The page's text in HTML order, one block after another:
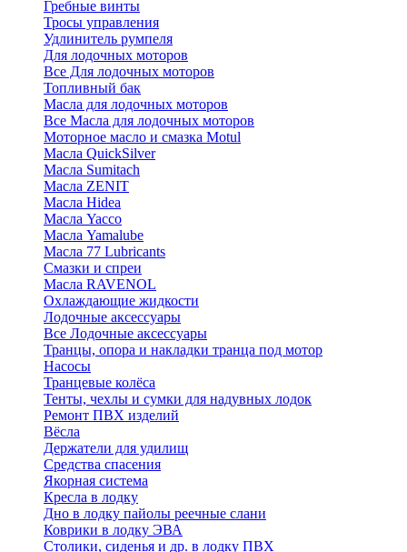
Гребные винты
Тросы управления
Удлинитель румпеля
Для лодочных моторов
Все Для лодочных моторов
Топливный бак
Масла для лодочных моторов
Все Масла для лодочных моторов
Моторное масло и смазка Motul
Масла QuickSilver
Масла Sumitach
Масла ZENIT
Масла Hidea
Масла Yacco
Масла Yamalube
Масла 77 Lubricants
Смазки и спреи
Масла RAVENOL
Охлаждающие жидкости
Лодочные аксессуары
Все Лодочные аксессуары
Транцы, опора и накладки транца под мотор
Насосы
Транцевые колёса
Тенты, чехлы и сумки для надувных лодок
Ремонт ПВХ изделий
Вёсла
Держатели для удилищ
Средства спасения
Якорная система
Кресла в лодку
Дно в лодку пайолы реечные слани
Коврики в лодку ЭВА
Столики, сиденья и др. в лодку ПВХ